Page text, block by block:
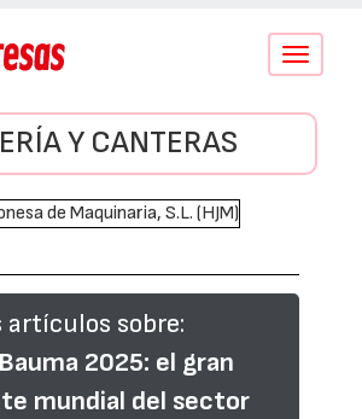
Conmutar
Y CANTERAS
artículos sobre:
2025: el gran
mundial del sector